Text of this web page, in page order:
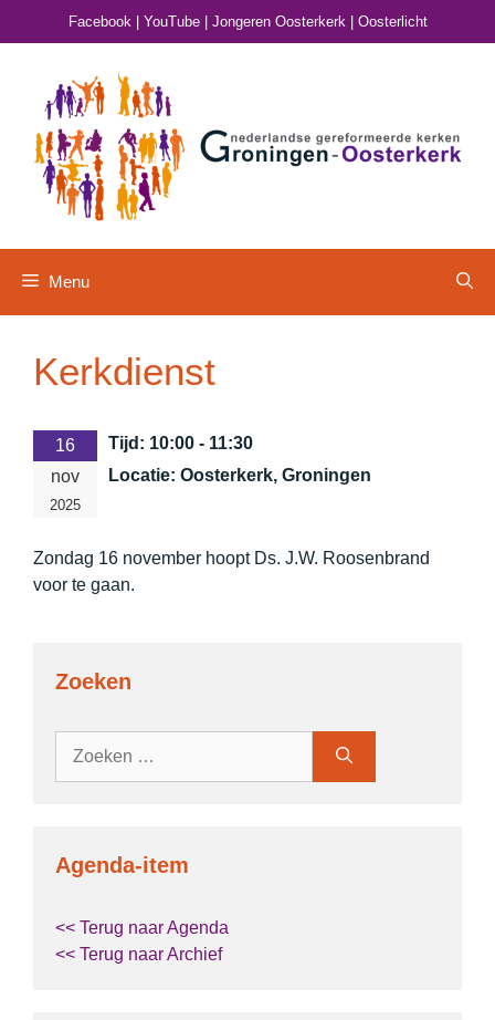
Facebook| YouTube| Jongeren Oosterkerk| Oosterlicht
Menu
Kerkdienst
16
nov
2025
Tijd: 10:00 - 11:30
Locatie: Oosterkerk, Groningen
Zondag 16 november hoopt Ds. J.W. Roosenbrand
voor te gaan.
Zoeken
Agenda-item
<< Terug naar Agenda
<< Terug naar Archief